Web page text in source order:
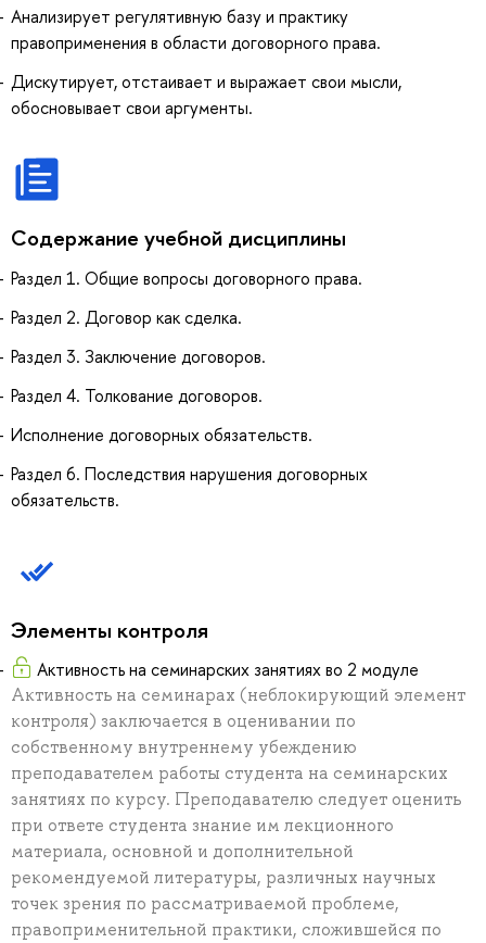
Анализирует регулятивную базу и практику
правоприменения в области договорного права.
Дискутирует, отстаивает и выражает свои мысли,
обосновывает свои аргументы.
Содержание учебной дисциплины
Раздел 1. Общие вопросы договорного права.
Раздел 2. Договор как сделка.
Раздел 3. Заключение договоров.
Раздел 4. Толкование договоров.
Исполнение договорных обязательств.
Раздел 6. Последствия нарушения договорных
обязательств.
Элементы контроля
Активность на семинарских занятиях во 2 модуле
Активность на семинарах (неблокирующий элемент
контроля) заключается в оценивании по
собственному внутреннему убеждению
преподавателем работы студента на семинарских
занятиях по курсу. Преподавателю следует оценить
при ответе студента знание им лекционного
материала, основной и дополнительной
рекомендуемой литературы, различных научных
точек зрения по рассматриваемой проблеме,
правоприменительной практики, сложившейся по